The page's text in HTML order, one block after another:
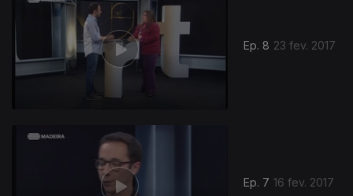
Ep. 8 23 fev. 2017
Ep. 7 16 fev. 2017